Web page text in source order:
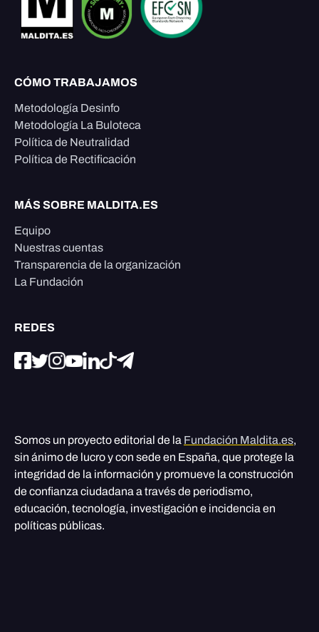
CÓMO TRABAJAMOS
Metodología Desinfo
Metodología La Buloteca
Política de Neutralidad
Política de Rectificación
MÁS SOBRE MALDITA.ES
Equipo
Nuestras cuentas
Transparencia de la organización
La Fundación
REDES
Somos un proyecto editorial de la Fundación Maldita.es,
sin ánimo de lucro y con sede en España, que protege la
integridad de la información y promueve la construcción
de confianza ciudadana a través de periodismo,
educación, tecnología, investigación e incidencia en
políticas públicas.